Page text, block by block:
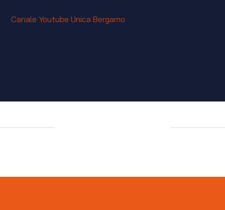
Canale Youtube Unica Bergamo